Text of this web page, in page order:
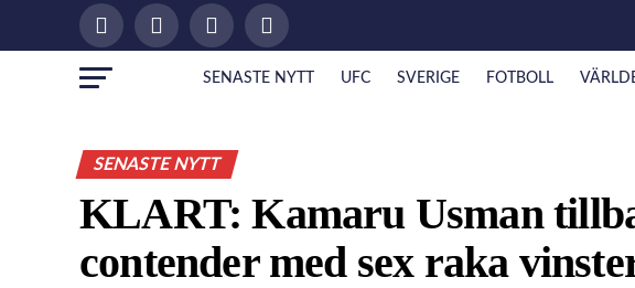
SENASTE NYTT UFC SVERIGE FOTBOLL
SENASTE NYTT
KLART: Kamaru Usman
contender med sex raka